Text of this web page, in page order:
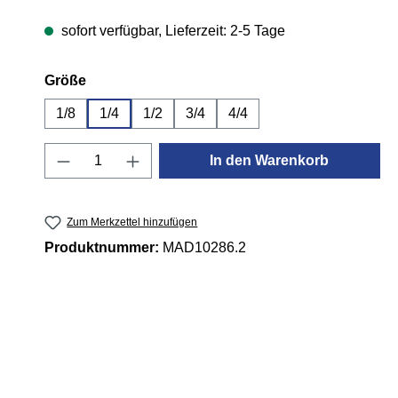
sofort verfügbar, Lieferzeit: 2-5 Tage
Größeauswählen
1/8 1/4 1/2 3/4 4/4
Produkt Anzahl: Gib den
In den Warenkorb
Zum Merkzettel hinzufügen
Produktnummer: MAD10286.2